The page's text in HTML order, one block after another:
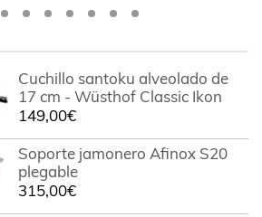
Cuchillo santoku alveolado de
17 cm - Wüsthof Classic Ikon
149,00€
Soporte jamonero Afinox S20
plegable
315,00€